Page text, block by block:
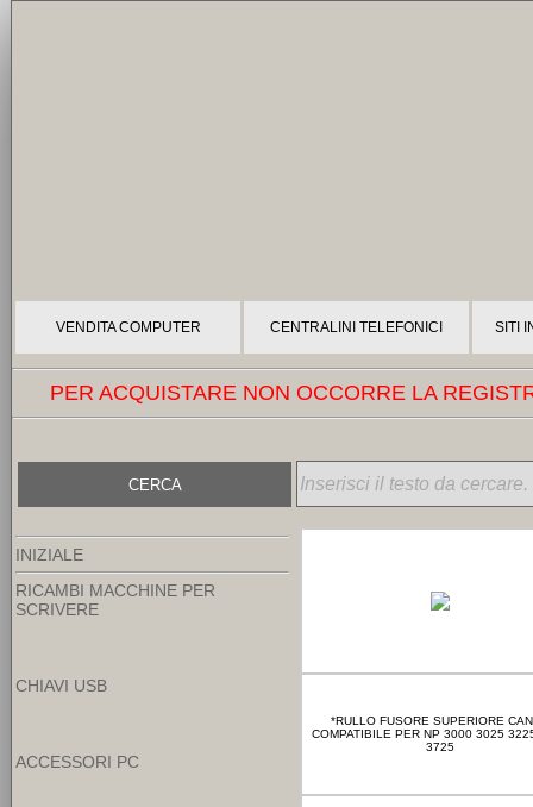
VENDITA COMPUTER CENTRALINI TELEFONICI SITI
PER ACQUISTARE NON OCCORRE LA
INIZIALE
RICAMBI MACCHINE PER
SCRIVERE
CHIAVI USB
ACCESSORI PC
*RULLO FUSORE SUPERIORE
COMPATIBILE PER NP 3000 3025
3725